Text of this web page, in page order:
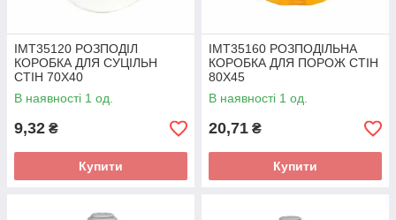
IMT35120 РОЗПОДІЛ
КОРОБКА ДЛЯ СУЦІЛЬН
СТІН 70Х40
В наявності 1 од.
9,32 ₴
Купити
IMT35160 РОЗПОДІЛЬНА
КОРОБКА ДЛЯ ПОРОЖ СТІН
80Х45
В наявності 1 од.
20,71 ₴
Купити